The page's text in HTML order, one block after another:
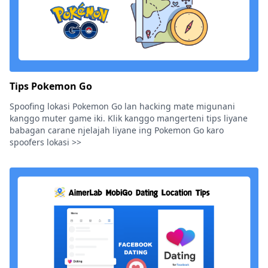
Tips Pokemon Go
Spoofing lokasi Pokemon Go lan hacking mate migunani
kanggo muter game iki. Klik kanggo mangerteni tips liyane
babagan carane njelajah liyane ing Pokemon Go karo
spoofers lokasi >>